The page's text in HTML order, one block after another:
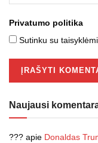
Privatumo politika
Sutinku su
Naujausi
??? apie Donaldas